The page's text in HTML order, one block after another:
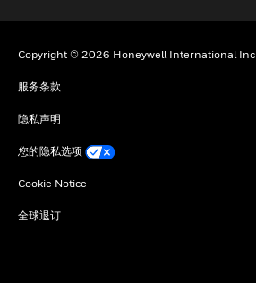
Copyright © 2026 Honeywell International Inc
服务条款
隐私声明
您的隐私选项
Cookie Notice
全球退订